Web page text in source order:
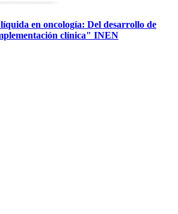
en oncología: Del desarrollo de
clínica" INEN